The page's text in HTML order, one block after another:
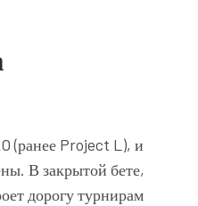
(ранее Project L), и
В закрытой бете,
дорогу турнирам